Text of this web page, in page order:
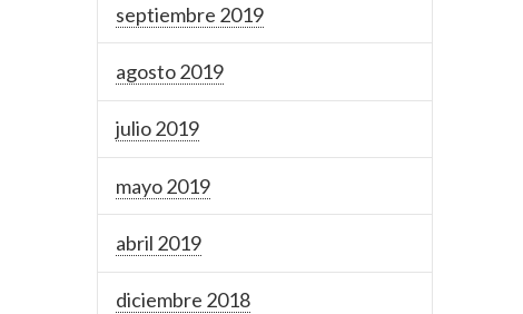
septiembre 2019
agosto 2019
julio 2019
mayo 2019
abril 2019
diciembre 2018